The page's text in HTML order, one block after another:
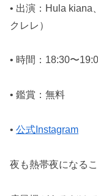
• 出演：Hula kiana
クレレ）
• 時間：18:30〜
• 鑑賞：無料
• 公式Instagram
夜も熱帯夜になるこ